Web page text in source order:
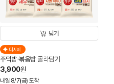
담기
더세페
주먹밥·볶음밥 골라담기
3,900원
내일 8/7(금) 도착